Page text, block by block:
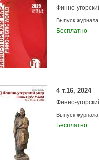
Финно-
Выпуск журнала
Бесплатно
4 т.16, 2024
Финно-
Выпуск журнала
Бесплатно